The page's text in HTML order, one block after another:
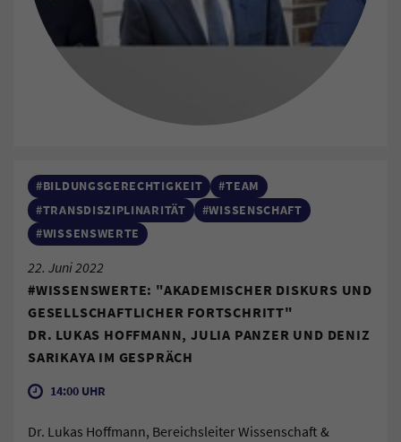
#BILDUNGSGERECHTIGKEIT
#TEAM
#TRANSDISZIPLINARITÄT
#WISSENSCHAFT
#WISSENSWERTE
22. Juni 2022
#WISSENSWERTE: "AKADEMISCHER DISKURS UND
GESELLSCHAFTLICHER FORTSCHRITT"
DR. LUKAS HOFFMANN, JULIA PANZER UND DENIZ
SARIKAYA IM GESPRÄCH
14:00 UHR
Dr. Lukas Hoffmann, Bereichsleiter Wissenschaft &